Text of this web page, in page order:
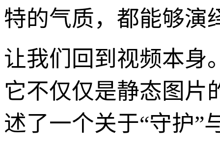
特的气质，都能够演
让我们回到视频本身
它不仅仅是静态图片
述了一个关于“守护”